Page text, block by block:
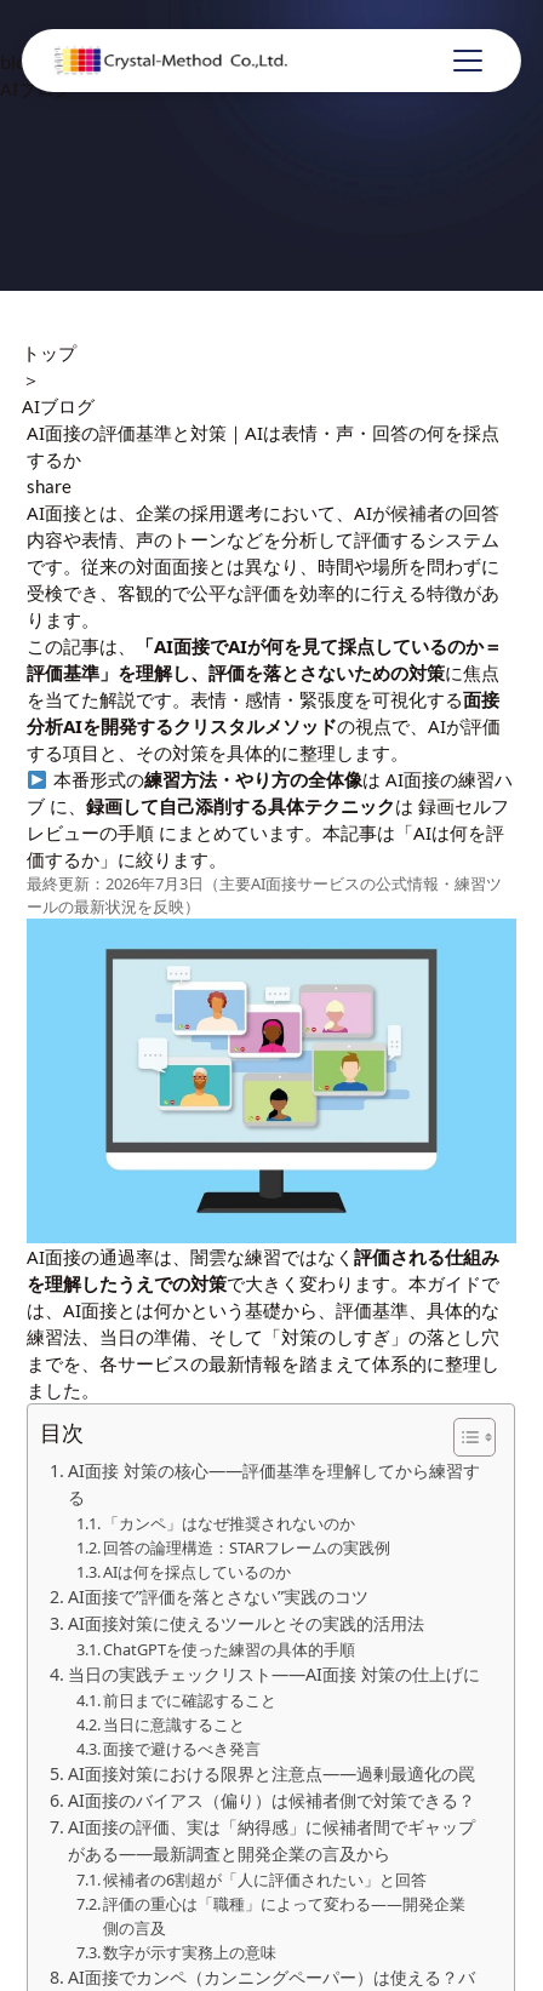
blog
AIブログ
トップ
＞
AIブログ
AI面接の評価基準と対策｜AIは表情・声・回答の何を採点
するか
share
AI面接とは、企業の採用選考において、AIが候補者の回答
内容や表情、声のトーンなどを分析して評価するシステム
です。従来の対面面接とは異なり、時間や場所を問わずに
受検でき、客観的で公平な評価を効率的に行える特徴があ
ります。
この記事は、
「AI面接でAIが何を見て採点しているのか＝
評価基準」を理解し、評価を落とさないための対策に焦点
を当てた解説です。表情・感情・緊張度を可視化する面接
分析AIを開発するクリスタルメソッドの視点で、AIが評価
する項目と、その対策を具体的に整理します。
本番形式の練習方法・やり方の全体像は AI面接の練習ハ
ブ に、録画して自己添削する具体テクニックは録画セルフ
レビューの手順 にまとめています。本記事は「AIは何を評
価するか」に絞ります。
最終更新：2026年7月3日（主要AI面接サービスの公式情報・練習ツ
ールの最新状況を反映）
AI面接の通過率は、闇雲な練習ではなく評価される仕組み
を理解したうえでの対策で大きく変わります。本ガイドで
は、AI面接とは何かという基礎から、評価基準、具体的な
練習法、当日の準備、そして「対策のしすぎ」の落とし穴
までを、各サービスの最新情報を踏まえて体系的に整理し
ました。
目次
AI面接 対策の核心――評価基準を理解してから練習す
る
「カンペ」はなぜ推奨されないのか
回答の論理構造：STARフレームの実践例
AIは何を採点しているのか
AI面接で”評価を落とさない”実践のコツ
AI面接対策に使えるツールとその実践的活用法
ChatGPTを使った練習の具体的手順
当日の実践チェックリスト――AI面接 対策の仕上げに
前日までに確認すること
当日に意識すること
面接で避けるべき発言
AI面接対策における限界と注意点――過剰最適化の罠
AI面接のバイアス（偏り）は候補者側で対策できる？
AI面接の評価、実は「納得感」に候補者間でギャップ
がある——最新調査と開発企業の言及から
候補者の6割超が「人に評価されたい」と回答
評価の重心は「職種」によって変わる——開発企業
側の言及
数字が示す実務上の意味
AI面接でカンペ（カンニングペーパー）は使える？バ